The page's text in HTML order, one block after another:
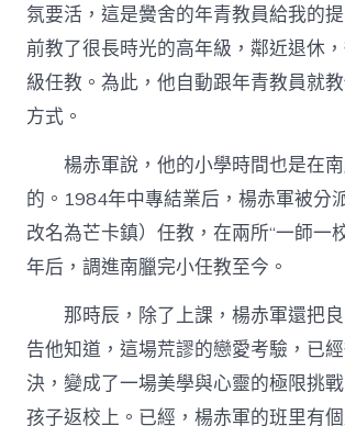
氛要活，這是黌舍的年青教員給我的
前教了很長時光的高年級，鄰近退休
級任教。為此，他自動跟年青教員就
方式。
楊赤軍說，他的小學時間也是在
的。1984年中專結業后，楊赤軍被分
改名為芒卡鎮）任教，在兩所“一師一
年后，調進南臘完小任教至今。
那時辰，除了上課，楊赤軍還把
告他知道，這場荒謬的戀愛考驗，已
決，變成了一場美學與心靈的極限挑
孩子返校上。已經，楊赤軍的班里有